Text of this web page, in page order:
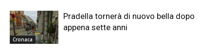
Cronaca
Pradella tornerà di nuovo bella dopo
appena sette anni